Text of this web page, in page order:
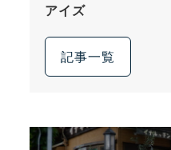
アイズ
記事一覧